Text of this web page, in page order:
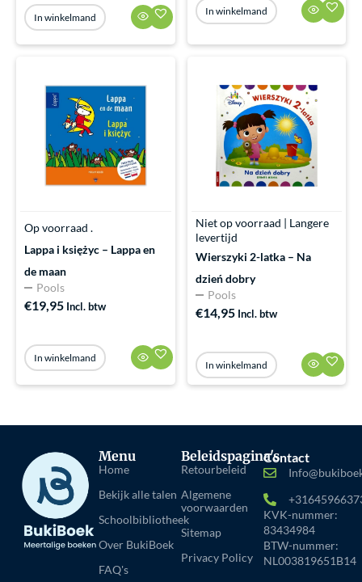
In winkelmand
In winkelmand
Op voorraad .
Lappa i księżyc – Lappa en
de maan
Pools
€19,95 Incl. btw
In winkelmand
Niet op voorraad | Langere
levertijd
Wierszyki 2-latka – Na
dzień dobry
Pools
€14,95 Incl. btw
In winkelmand
Menu
Home
Bekijk alle talen
Schoolbibliotheek
Over BukiBoek
FAQ's
Beleidspagina's
Retourbeleid
Algemene
voorwaarden
Sitemap
Privacy Policy
Contact
KVK-nummer:
83434984
BTW-nummer:
NL003819651B14